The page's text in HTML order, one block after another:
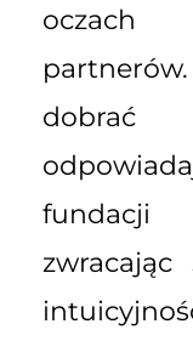
oczach
dobrać
fundacji